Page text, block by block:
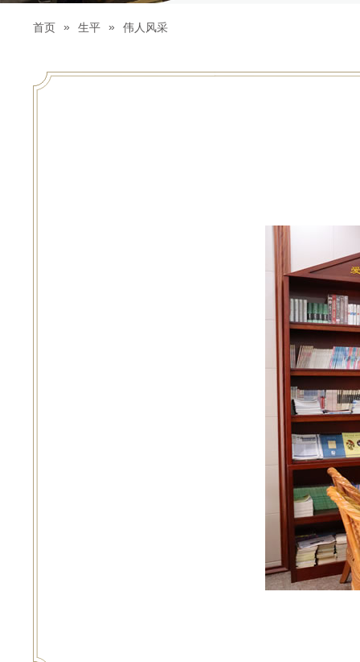
首页 » 生平 » 伟人风采